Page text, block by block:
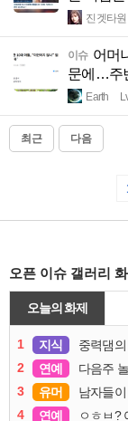
진겟타원
이슈 어머
문에…주
Earth
최근 다음
오픈 이슈 갤러리
오늘의 화제
1 지식 중력댐
2
연예 다음주
3
유머 남자들
4
연예 ㅇㅎㅂ?